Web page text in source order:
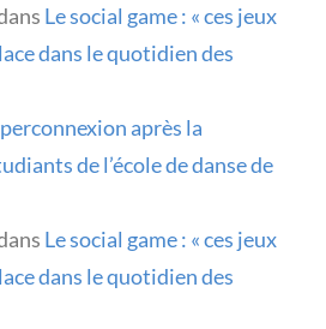
Le social game : « ces jeux
dans le quotidien des
après la
de l’école de danse de
Le social game : « ces jeux
dans le quotidien des